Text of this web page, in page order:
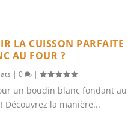
LA CUISSON PARFAITE
AU FOUR ?
| 0 |
un boudin blanc fondant au
Découvrez la manière...